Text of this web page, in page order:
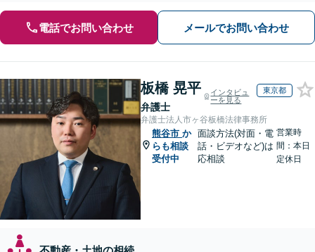
電話でお問い合わせ メールでお問い合わせ
板橋 晃平
弁護士
インタビュ
ーを見る
東京都
弁護士法人市ヶ谷板橋法律事務所
熊谷市 か
らも相談
受付中
面談方法(対面・電
話・ビデオなど)は
応相談
営業時
間：本日
定休日